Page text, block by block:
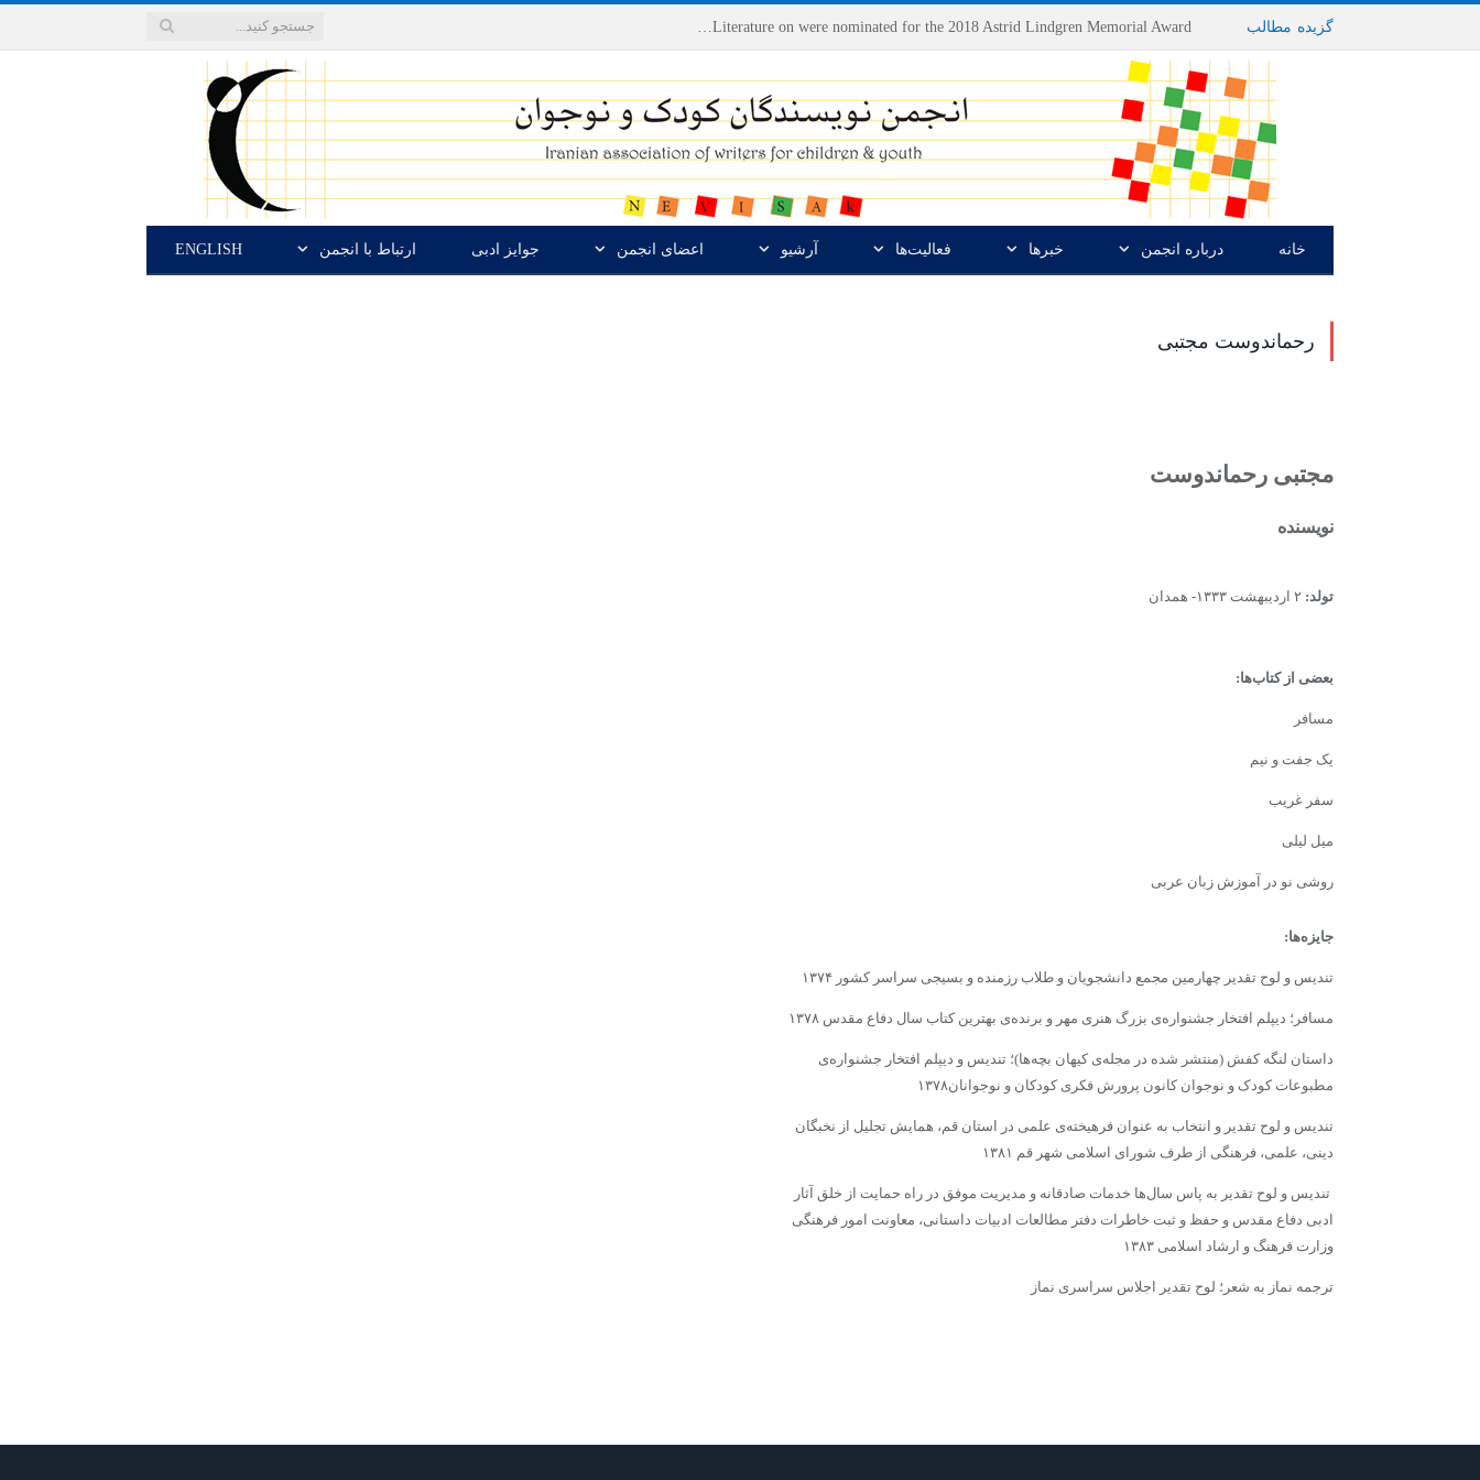
گزیده مطالب
خانه درباره انجمن خبرها فعالیت‌ها آرشیو اعضای انجمن جوایز ادبی ارتباط با انجمن ENGLISH
رحماندوست مجتبی
مجتبى رحماندوست
نویسنده
تولد:۲ اردیبهشت ۱۳۳۳- همدان
بعضى از کتاب‌ها:
مسافر
یک جفت و نیم
سفر غریب
میل لیلى
روشى نو در آموزش زبان عربى
جایزه‌ها:
تندیس و لوح تقدیر چهارمین مجمع دانشجویان و طلاب رزمنده و بسیجی سراسر کشور ۱۳۷۴
مسافر؛ دیپلم افتخار جشنواره‌ى بزرگ هنرى مهر و برنده‌ى بهترین کتاب سال دفاع مقدس ۱۳۷۸
داستان لنگه کفش (منتشر شده در مجله‌ى کیهان بچه‌ها)؛ تندیس و دیپلم افتخار جشنواره‌ى
مطبوعات کودک و نوجوان کانون پرورش فکرى کودکان و نوجوانان۱۳۷۸
تندیس و لوح تقدیر و انتخاب به عنوان فرهیخته‌ى علمى در استان قم، همایش تجلیل از نخبگان
دینى، علمى، فرهنگى از طرف شوراى اسلامى شهر قم ۱۳۸۱
تندیس و لوح تقدیر به پاس سال‌ها خدمات صادقانه و مدیریت موفق در راه حمایت از خلق آثار
ادبى دفاع مقدس و حفظ و ثبت خاطرات دفتر مطالعات ادبیات داستانى، معاونت امور فرهنگى
وزارت فرهنگ و ارشاد اسلامى ۱۳۸۳
ترجمه نماز به شعر؛ لوح تقدیر اجلاس سراسرى نماز